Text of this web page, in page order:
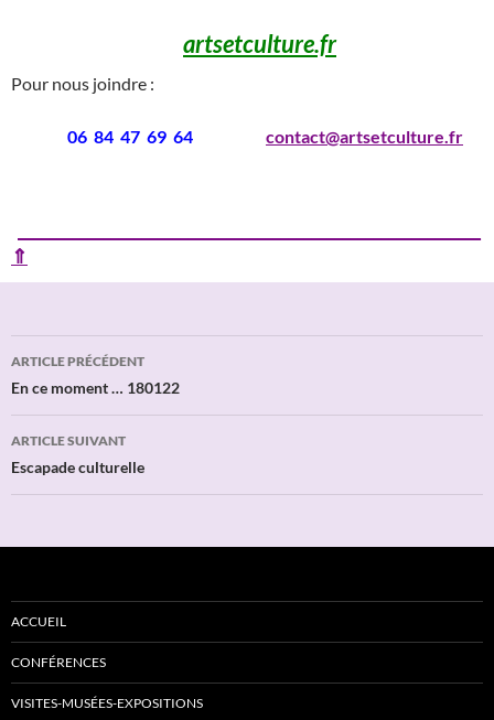
artsetculture.fr
Pour nous joindre :
06 84 47 69 64 contact@artsetculture.fr
⇑
Navigation
des
articles
ARTICLE PRÉCÉDENT
En ce moment … 180122
ARTICLE SUIVANT
Escapade culturelle
ACCUEIL
CONFÉRENCES
VISITES-MUSÉES-EXPOSITIONS